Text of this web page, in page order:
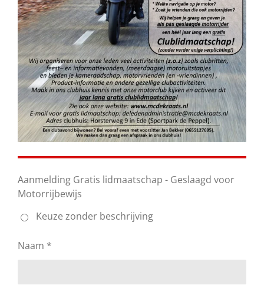
Aanmelding Gratis lidmaatschap - Geslaagd voor
Motorrijbewijs
Keuze zonder beschrijving
Naam *